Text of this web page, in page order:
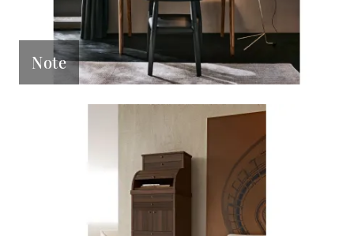
Note